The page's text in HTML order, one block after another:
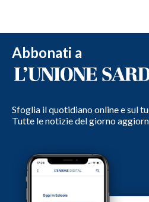
Abbonati a
Sfoglia il quotidiano online e sul
Tutte le notizie del giorno